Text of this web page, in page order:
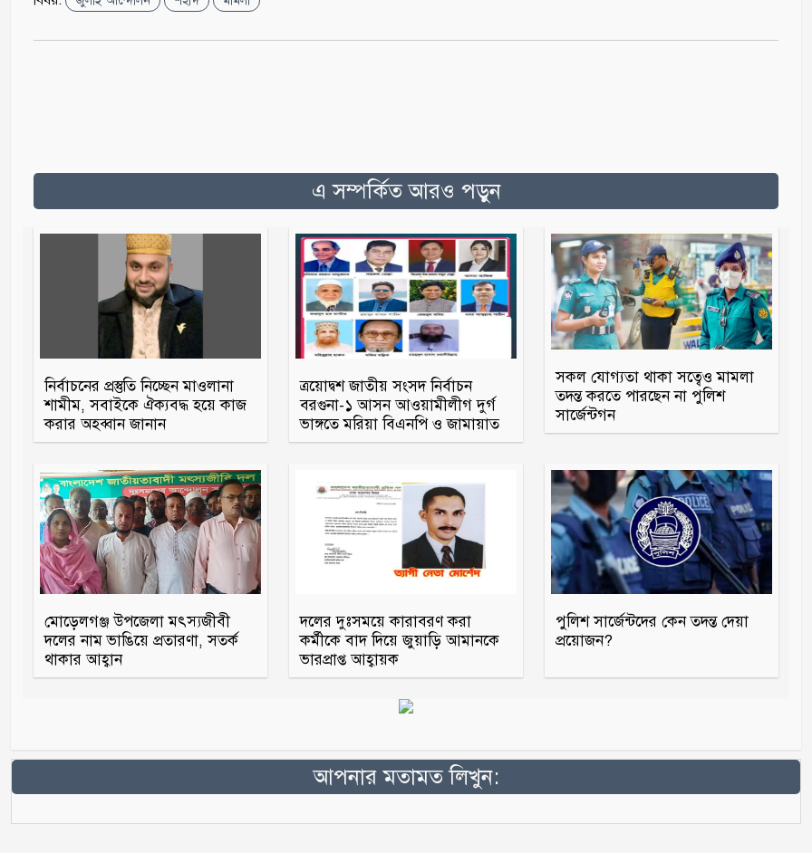
এ সম্পর্কিত আরও পড়ুন
নির্বাচনের প্রস্তুতি নিচ্ছেন মাওলানা
শামীম, সবাইকে ঐক্যবদ্ধ হয়ে কাজ
করার অহব্বান জানান
ত্রয়োদ্বশ জাতীয় সংসদ নির্বাচন
বরগুনা-১ আসন আওয়ামীলীগ দুর্গ
ভাঙ্গতে মরিয়া বিএনপি ও জামায়াত
সকল যোগ্যতা থাকা সত্বেও মামলা
তদন্ত করতে পারছেন না পুলিশ
সার্জেন্টগন
মোড়েলগঞ্জ উপজেলা মৎস্যজীবী
দলের নাম ভাঙিয়ে প্রতারণা, সতর্ক
থাকার আহ্বান
দলের দুঃসময়ে কারাবরণ করা
কর্মীকে বাদ দিয়ে জুয়াড়ি আমানকে
ভারপ্রাপ্ত আহ্বায়ক
পুলিশ সার্জেন্টদের কেন তদন্ত দেয়া
প্রয়োজন?
আপনার মতামত লিখুন: